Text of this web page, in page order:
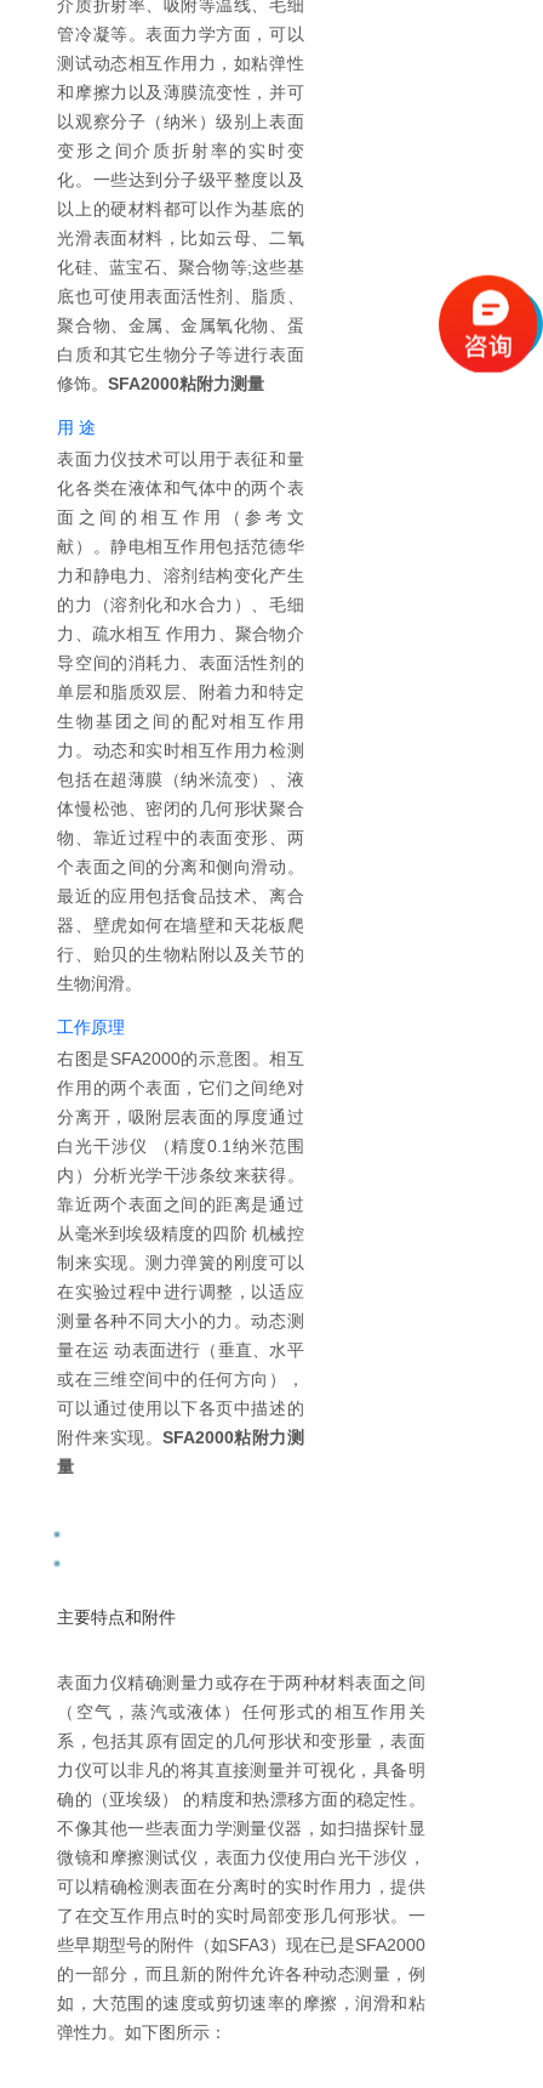
介质折射率、吸附等温线、毛细
管冷凝等。表面力学方面，可以
测试动态相互作用力，如粘弹性
和摩擦力以及薄膜流变性，并可
以观察分子（纳米）级别上表面
变形之间介质折射率的实时变
化。一些达到分子级平整度以及
以上的硬材料都可以作为基底的
光滑表面材料，比如云母、二氧
化硅、蓝宝石、聚合物等;这些基
底也可使用表面活性剂、脂质、
聚合物、金属、金属氧化物、蛋
白质和其它生物分子等进行表面
修饰。SFA2000粘附力测量
用 途
表面力仪技术可以用于表征和量
化各类在液体和气体中的两个表
面之间的相互作用（参考文
献）。静电相互作用包括范德华
力和静电力、溶剂结构变化产生
的力（溶剂化和水合力）、毛细
力、疏水相互 作用力、聚合物介
导空间的消耗力、表面活性剂的
单层和脂质双层、附着力和特定
生物基团之间的配对相互作用
力。动态和实时相互作用力检测
包括在超薄膜（纳米流变）、液
体慢松弛、密闭的几何形状聚合
物、靠近过程中的表面变形、两
个表面之间的分离和侧向滑动。
最近的应用包括食品技术、离合
器、壁虎如何在墙壁和天花板爬
行、贻贝的生物粘附以及关节的
生物润滑。
工作原理
右图是SFA2000的示意图。相互
作用的两个表面，它们之间绝对
分离开，吸附层表面的厚度通过
白光干涉仪 （精度0.1纳米范围
内）分析光学干涉条纹来获得。
靠近两个表面之间的距离是通过
从毫米到埃级精度的四阶 机械控
制来实现。测力弹簧的刚度可以
在实验过程中进行调整，以适应
测量各种不同大小的力。动态测
量在运 动表面进行（垂直、水平
或在三维空间中的任何方向），
可以通过使用以下各页中描述的
附件来实现。 SFA2000粘附力测
量
主要特点和附件
表面力仪精确测量力或存在于两种材料表面之间
（空气，蒸汽或液体）任何形式的相互作用关
系，包括其原有固定的几何形状和变形量，表面
力仪可以非凡的将其直接测量并可视化，具备明
确的（亚埃级） 的精度和热漂移方面的稳定性。
不像其他一些表面力学测量仪器，如扫描探针显
微镜和摩擦测试仪，表面力仪使用白光干涉仪，
可以精确检测表面在分离时的实时作用力，提供
了在交互作用点时的实时局部变形几何形状。一
些早期型号的附件（如SFA3）现在已是SFA2000
的一部分，而且新的附件允许各种动态测量，例
如，大范围的速度或剪切速率的摩擦，润滑和粘
弹性力。如下图所示：